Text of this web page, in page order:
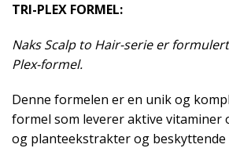
TRI-PLEX FORMEL:
Naks Scalp to Hair-serie er
Plex-formel.
Denne formelen er en unik og
formel som leverer aktive vitaminer
og planteekstrakter og